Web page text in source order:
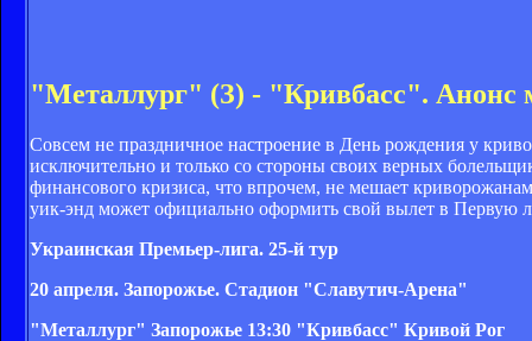
"Металлург" (З) - "Кривбасс". Анонс
Совсем не праздничное настроение в День рождения у
исключительно и только со стороны своих верных
финансового кризиса, что впрочем, не мешает
уик-энд может официально оформить свой вылет в Первую
Украинская Премьер-лига. 25-й тур
20 апреля. Запорожье. Стадион "Славутич-Арена"
"Металлург" Запорожье 13:30 "Кривбасс" Кривой Рог